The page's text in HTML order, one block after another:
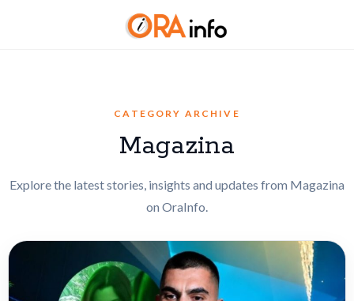
CATEGORY ARCHIVE
Magazina
Explore the latest stories, insights and updates from Magazina
on OraInfo.